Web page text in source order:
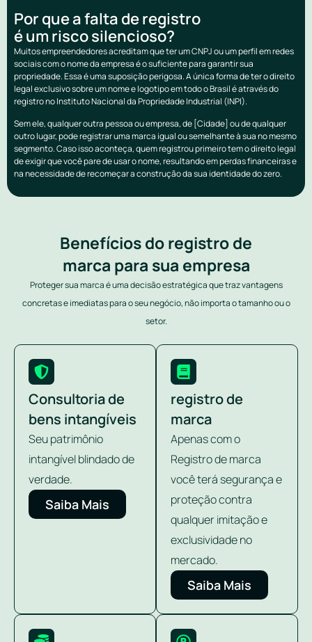
Por que a falta de registro
é um risco silencioso?
Muitos empreendedores acreditam que ter um CNPJ ou um perfil em redes
sociais com o nome da empresa é o suficiente para garantir sua
propriedade. Essa é uma suposição perigosa. A única forma de ter o direito
legal exclusivo sobre um nome e logotipo em todo o Brasil é através do
registro no Instituto Nacional da Propriedade Industrial (INPI).
Sem ele, qualquer outra pessoa ou empresa, de [Cidade] ou de qualquer
outro lugar, pode registrar uma marca igual ou semelhante à sua no mesmo
segmento. Caso isso aconteça, quem registrou primeiro tem o direito legal
de exigir que você pare de usar o nome, resultando em perdas financeiras e
na necessidade de recomeçar a construção da sua identidade do zero.
Benefícios do registro de
marca para sua empresa
Proteger sua marca é uma decisão estratégica que traz vantagens
concretas e imediatas para o seu negócio, não importa o tamanho ou o
setor.
Consultoria de
bens intangíveis
Seu patrimônio
intangível blindado de
verdade.
Saiba Mais
registro de
marca
Apenas com o
Registro de marca
você terá segurança e
proteção contra
qualquer imitação e
exclusividade no
mercado.
Saiba Mais